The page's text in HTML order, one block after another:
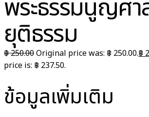
พระธรรมนูญศา
ยุติธรรม
฿250.00Original price was: ฿ 250.00.฿
price is: ฿ 237.50.
ข้อมูลเพิ่มเติม